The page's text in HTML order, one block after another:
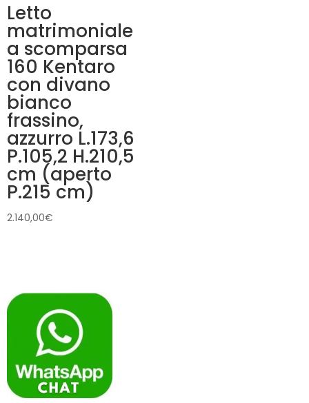
Letto
matrimoniale
a scomparsa
160 Kentaro
con divano
bianco
frassino,
azzurro L.173,6
P.105,2 H.210,5
cm (aperto
P.215 cm)
2.140,00€